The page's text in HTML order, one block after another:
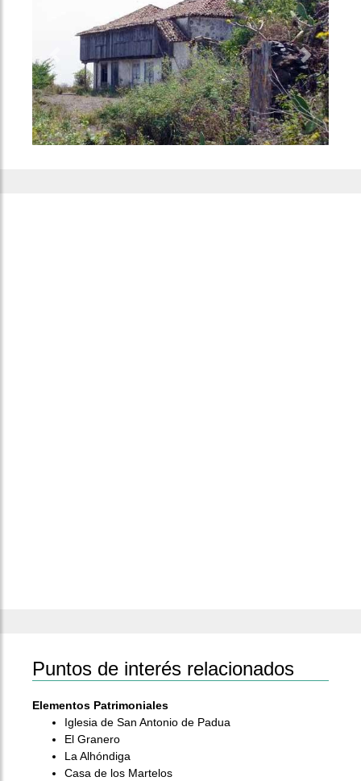
Previous Next
Puntos de interés relacionados
Elementos Patrimoniales
Iglesia de San Antonio de Padua
El Granero
La Alhóndiga
Casa de los Martelos